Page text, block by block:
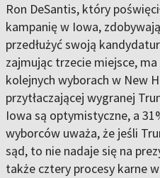
Ron DeSantis, który
kampanię w Iowa,
przedłużyć swoją
zajmując trzecie miejsce,
kolejnych wyborach w New
przytłaczającej wygranej
Iowa są optymistyczne, a
wyborców uważa, że ​​jeśli
sąd, to nie nadaje się na
także cztery procesy karne